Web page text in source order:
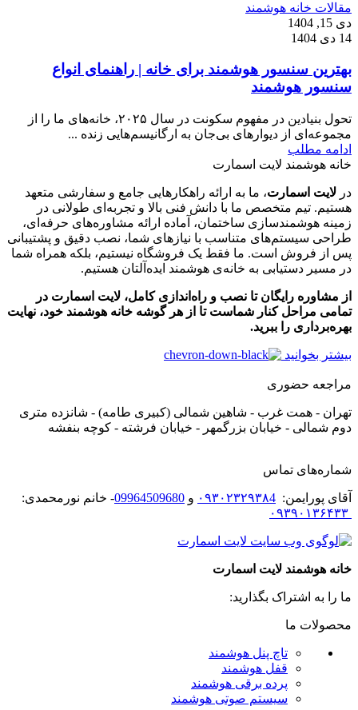
مقالات خانه هوشمند
دی 15, 1404
14 دی 1404
بهترین سنسور هوشمند برای خانه | راهنمای انواع
سنسور هوشمند
تحول بنیادین در مفهوم سکونت در سال ۲۰۲۵، خانه‌های ما را از
مجموعه‌ای از دیوارهای بی‌جان به ارگانیسم‌هایی زنده ...
ادامه مطلب
خانه هوشمند لایت اسمارت
در لایت اسمارت، ما به ارائه راهکارهایی جامع و سفارشی متعهد
هستیم. تیم متخصص ما با دانش فنی بالا و تجربه‌ای طولانی در
زمینه هوشمندسازی ساختمان، آماده ارائه مشاوره‌های حرفه‌ای،
طراحی سیستم‌های متناسب با نیازهای شما، نصب دقیق و پشتیبانی
پس از فروش است. ما فقط یک فروشگاه نیستیم، بلکه همراه شما
در مسیر دستیابی به خانه‌ی هوشمند ایده‌آلتان هستیم.
از مشاوره رایگان تا نصب و راه‌اندازی کامل، لایت اسمارت در
تمامی مراحل کنار شماست تا از هر گوشه خانه هوشمند خود، نهایت
بهره‌برداری را ببرید.
بیشتر بخوانید
مراجعه حضوری
تهران - همت غرب - شاهین شمالی (کبیری طامه) - شانزده متری
دوم شمالی - خیابان بزرگمهر - خیابان فرشته - کوچه بنفشه
شماره‌های تماس
آقای پورایمن: ۰۹۳۰۲۳۲۹۳۸4 و 09964509680- خانم نورمحمدی:
خانه هوشمند لایت اسمارت
ما را به اشتراک بگذارید:
محصولات ما
تاچ پنل هوشمند
قفل هوشمند
پرده برقی هوشمند
سیستم صوتی هوشمند